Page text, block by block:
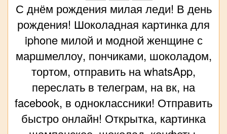
С днём рождения милая леди! В день
рождения! Шоколадная картинка для
iphone милой и модной женщине с
маршмеллоу, пончиками, шоколадом,
тортом, отправить на whatsApp,
переслать в телеграм, на вк, на
facebook, в одноклассники! Отправить
быстро онлайн! Открытка, картинка